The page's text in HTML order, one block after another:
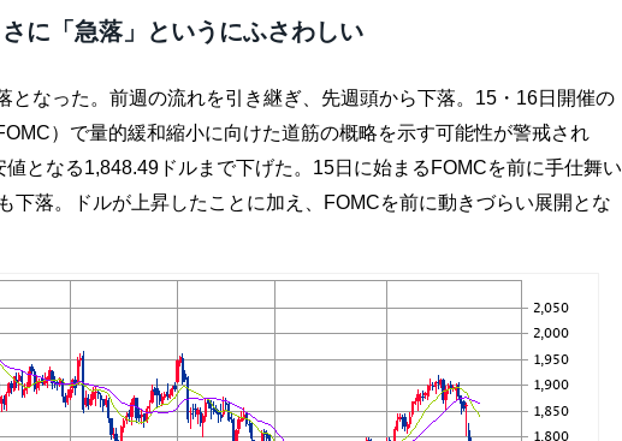
に「急落」というにふさわしい
となった。前週の流れを引き継ぎ、先週頭から下落。15・16日開催の
）で量的緩和縮小に向けた道筋の概略を示す可能性が警戒され
となる1,848.49ドルまで下げた。15日に始まるFOMCを前に手仕舞い
下落。ドルが上昇したことに加え、FOMCを前に動きづらい展開とな